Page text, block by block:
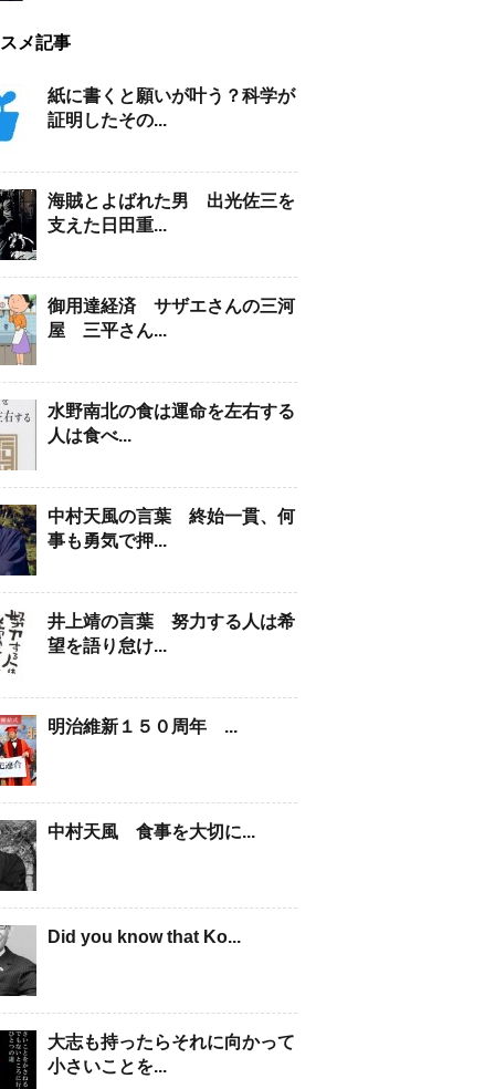
メ記事
紙に書くと願いが叶う？科学が
証明したその...
海賊とよばれた男 出光佐三を
支えた日田重...
御用達経済 サザエさんの三河
屋 三平さん...
水野南北の食は運命を左右する
人は食べ...
中村天風の言葉 終始一貫、何
事も勇気で押...
井上靖の言葉 努力する人は希
望を語り怠け...
明治維新１５０周年 ...
中村天風 食事を大切に...
Did you know that Ko...
大志も持ったらそれに向かって
小さいことを...